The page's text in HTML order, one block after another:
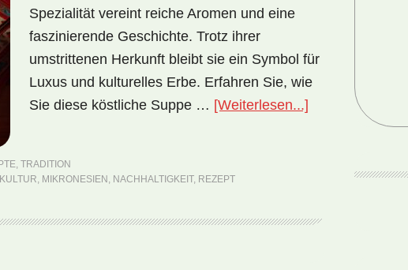
Spezialität vereint reiche Aromen und eine
faszinierende Geschichte. Trotz ihrer
umstrittenen Herkunft bleibt sie ein Symbol für
Luxus und kulturelles Erbe. Erfahren Sie, wie
Sie diese köstliche Suppe … [Weiterlesen...]
Mikronesien:
(Rezept)
, TRADITION
KULTUR, MIKRONESIEN , NACHHALTIGKEIT, REZEPT